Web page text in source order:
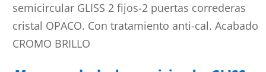
semicircular GLISS 2 fijos-2 puertas correderas
cristal OPACO. Con tratamiento anti-cal. Acabado
CROMO BRILLO